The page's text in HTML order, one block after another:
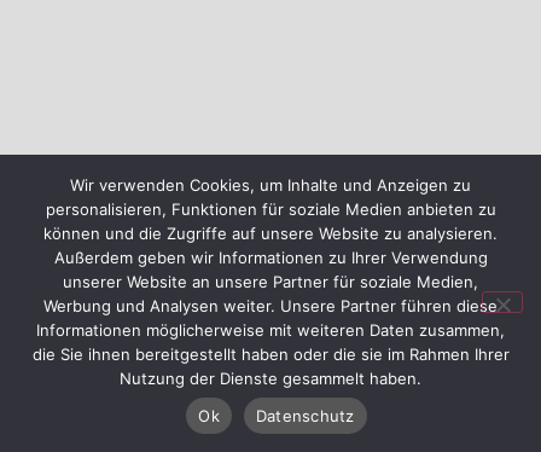
Wir verwenden Cookies, um Inhalte und Anzeigen zu
personalisieren, Funktionen für soziale Medien anbieten zu
können und die Zugriffe auf unsere Website zu analysieren.
Außerdem geben wir Informationen zu Ihrer Verwendung
unserer Website an unsere Partner für soziale Medien,
Werbung und Analysen weiter. Unsere Partner führen diese
Informationen möglicherweise mit weiteren Daten zusammen,
die Sie ihnen bereitgestellt haben oder die sie im Rahmen Ihrer
Nutzung der Dienste gesammelt haben.
Ok
Datenschutz